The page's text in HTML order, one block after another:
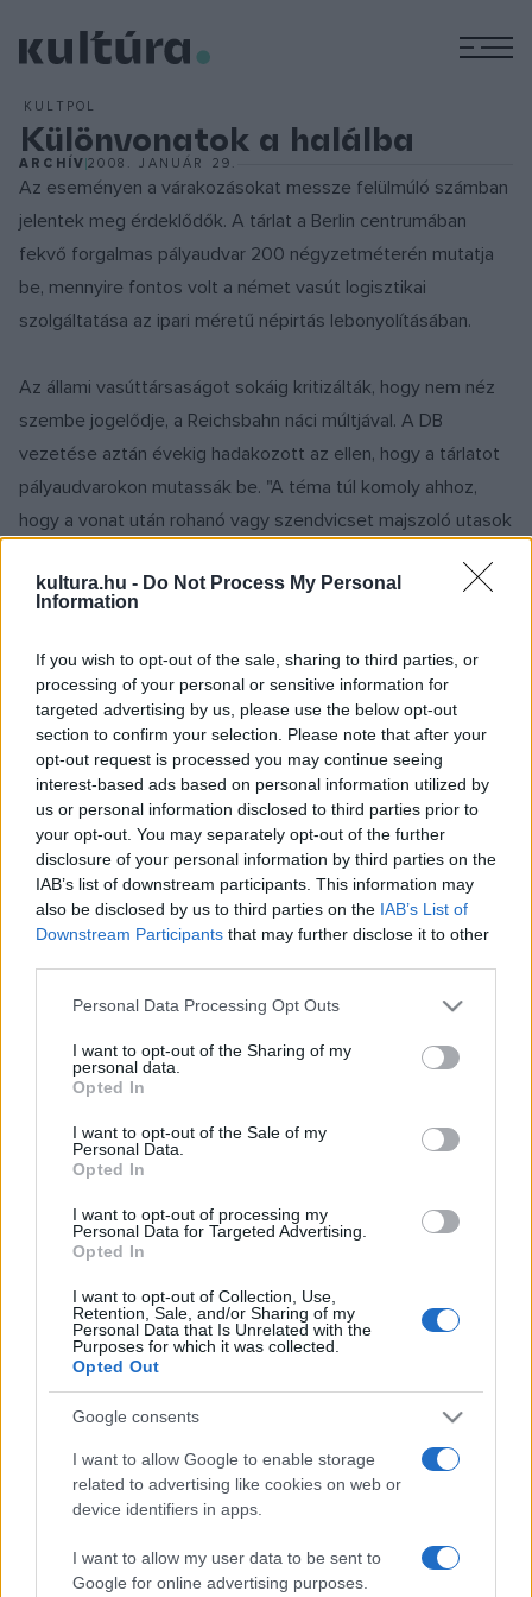
kultura.hu - Do Not Process My Personal
Information
If you wish to opt-out of the sale, sharing to third parties, or
processing of your personal or sensitive information for
targeted advertising by us, please use the below opt-out
section to confirm your selection. Please note that after your
opt-out request is processed you may continue seeing
interest-based ads based on personal information utilized by
us or personal information disclosed to third parties prior to
your opt-out. You may separately opt-out of the further
disclosure of your personal information by third parties on the
IAB’s list of downstream participants. This information may
also be disclosed by us to third parties on the IAB’s List of
Downstream Participants that may further disclose it to other
Please note that this website/app uses one or more Google
not limited to your visit or usage behaviour. You may click to
grant or deny consent to Google and its third-party tags to
use your data for below specified purposes in below Google
consent section.
Personal Data Processing Opt Outs
I want to opt-out of the Sharing of my
personal data.
Opted In
I want to opt-out of the Sale of my
Personal Data.
Opted In
I want to opt-out of processing my
Personal Data for Targeted Advertising.
Opted In
I want to opt-out of Collection, Use,
Retention, Sale, and/or Sharing of my
Personal Data that Is Unrelated with the
Purposes for which it was collected.
Opted Out
Google consents
I want to allow Google to enable storage
related to advertising like cookies on web or
device identifiers in apps.
I want to allow my user data to be sent to
Google for online advertising purposes.
KULTPOL
Különvonatok a halálba
ARCHÍV2008. JANUÁR 29.
Az eseményen a várakozásokat messze felülmúló számban
jelentek meg érdeklődők. A tárlat a Berlin centrumában
fekvő forgalmas pályaudvar 200 négyzetméterén mutatja
be, mennyire fontos volt a német vasút logisztikai
szolgáltatása az ipari méretű népirtás lebonyolításában.
Az állami vasúttársaságot sokáig kritizálták, hogy nem néz
szembe jogelődje, a Reichsbahn náci múltjával. A DB
vezetése aztán évekig hadakozott az ellen, hogy a tárlatot
pályaudvarokon mutassák be. "A téma túl komoly ahhoz,
hogy a vonat után rohanó vagy szendvicset majszoló utasok
Hartmut Mehdorn, az állami vasúttársaság elnöke. A
Franciaországból származik. Ott a háború alatt deportált
gyermekek történetét mutatta be egy vándorkiállítás
vasútállomásokon.
"Egy éve nem gondoltam volna, hogy mégis lesz ilyen
kiállítás" - mondta Hermann Simon, az újjáépített kelet-
berlini zsinagógaigazgatója. Az anyagot - eredeti
dokumentumokat, fotókat és áldozatokkal, szemtanúkkal
készült interjúkat - a DB történészei, Beate Klarsfeld francia
A tárlat tanúsága szerint 1942 és 1944 között a vasútnak
központi fontosságú szerepe volt a több mint 3 millió
embercsoport legyilkolásában. Az aprólékos pontossággal
vezetett forgalmi naplókból például pontosan látszik, hogy a
Reichsbahn nélkül véghez sem lehetett volna vinni a
gigantikus népirtást. "Remélem, hogy a kiállítás révén a
fiataloknak lesz valami fogalma arról, mit is jelent a
holokauszt" - mondta Romani Rose, a németországi roma és
szinti kisebbség képviselője.
A Bahnhof Potsdamer Platzon három hétig állomásozik a
tárlat. Idén még 12 német nagyváros pályaudvarán mutatják
be. A kiállítás a francia államvasút szerepét is bemutatja. Az
SNCF halálvonatai 80 ezer zsidót vittek koncentrációs
táborba.